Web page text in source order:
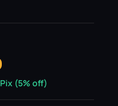
(5% off)